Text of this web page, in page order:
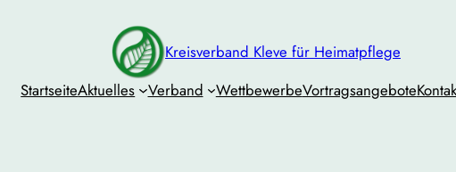
Kreisverband Kleve für Heimatpflege
StartseiteAktuelles Verband WettbewerbeVortragsangebote